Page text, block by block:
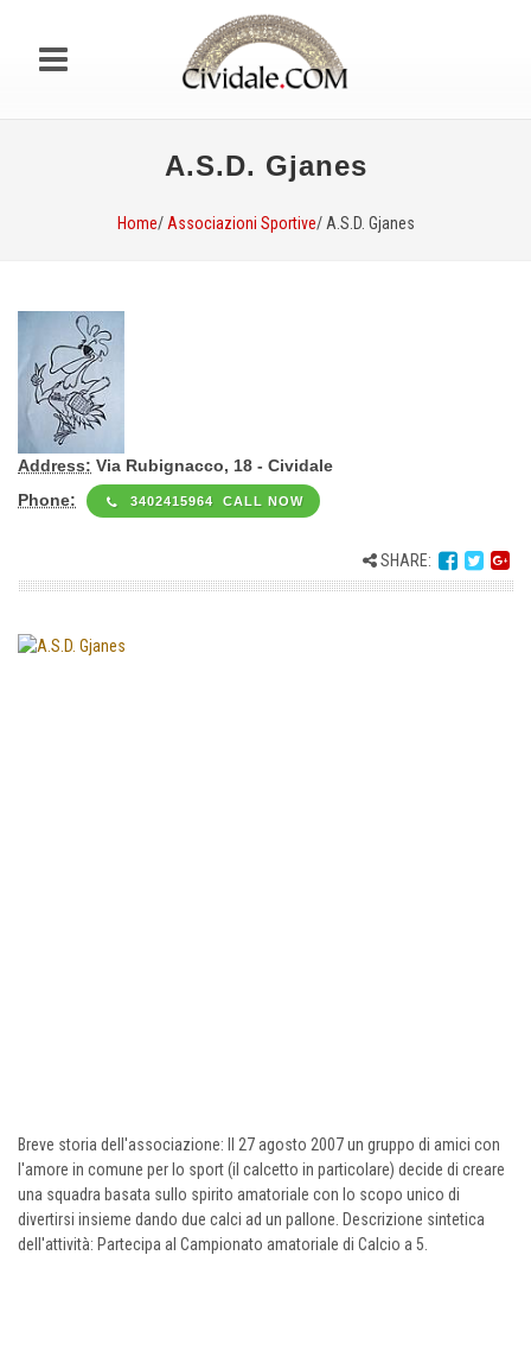
A.S.D. Gjanes
Home/ Associazioni Sportive/ A.S.D. Gjanes
Address: Via Rubignacco, 18 - Cividale
Phone:
3402415964 CALL NOW
SHARE:
Breve storia dell'associazione: Il 27 agosto 2007 un gruppo di amici con
l'amore in comune per lo sport (il calcetto in particolare) decide di creare
una squadra basata sullo spirito amatoriale con lo scopo unico di
divertirsi insieme dando due calci ad un pallone. Descrizione sintetica
dell'attività: Partecipa al Campionato amatoriale di Calcio a 5.